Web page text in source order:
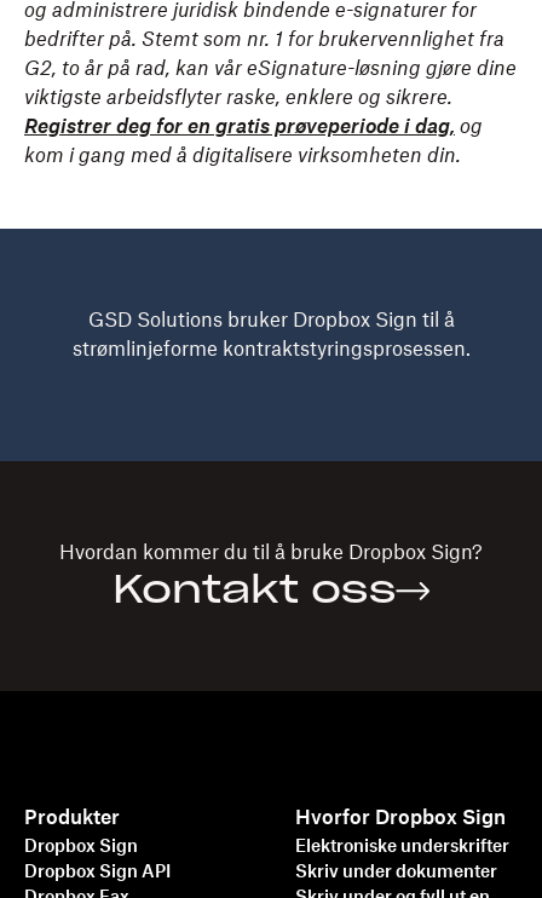
og administrere juridisk bindende e-signaturer for
bedrifter på. Stemt som nr. 1 for brukervennlighet fra
G2, to år på rad, kan vår eSignature-løsning gjøre dine
viktigste arbeidsflyter raske, enklere og sikrere.
Registrer deg for en gratis prøveperiode i dag, og
kom i gang med å digitalisere virksomheten din.
GSD Solutions bruker Dropbox Sign til å
strømlinjeforme kontraktstyringsprosessen.
Hvordan kommer du til å bruke Dropbox Sign?
Kontakt oss
Produkter
Dropbox Sign
Dropbox Sign API
Hvorfor Dropbox Sign
Elektroniske underskrifter
Skriv under dokumenter